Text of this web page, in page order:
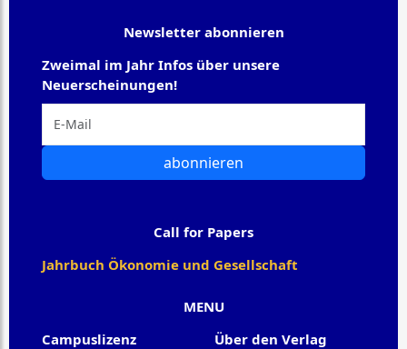
MENU
Campuslizenz
Über den Verlag
Newsletter abonnieren
Zweimal im Jahr Infos über unsere
Neuerscheinungen!
abonnieren
Call for Papers
Jahrbuch Ökonomie und Gesellschaft